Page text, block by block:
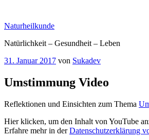
springen
Naturheilkunde
Natürlichkeit – Gesundheit – Leben
Veröffentlicht
31. Januar 2017 von Sukadev
Umstimmung Video
Reflektionen und Einsichten zum Thema
„Umstimmung“
von
YouTube
Hier klicken, um den Inhalt von YouTube
Erfahre mehr in derDatenschutzerklärung